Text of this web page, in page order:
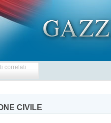
correlati
CIVILE